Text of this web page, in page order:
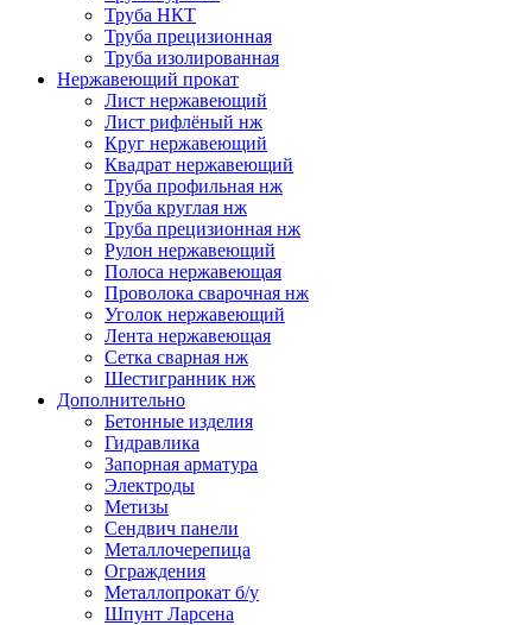
Труба НКТ
Труба прецизионная
Труба изолированная
Нержавеющий прокат
Лист нержавеющий
Лист рифлёный нж
Круг нержавеющий
Квадрат нержавеющий
Труба профильная нж
Труба круглая нж
Труба прецизионная нж
Рулон нержавеющий
Полоса нержавеющая
Проволока сварочная нж
Уголок нержавеющий
Лента нержавеющая
Сетка сварная нж
Шестигранник нж
Дополнительно
Бетонные изделия
Гидравлика
Запорная арматура
Электроды
Метизы
Сендвич панели
Металлочерепица
Ограждения
Металлопрокат б/у
Шпунт Ларсена